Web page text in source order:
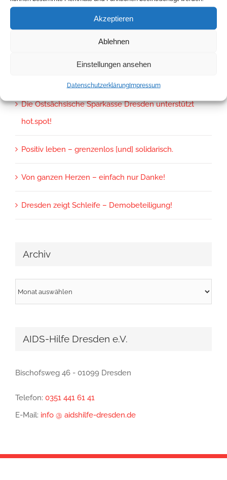
Akzeptieren
Ablehnen
Einstellungen ansehen
DatenschutzerklärungImpressum
Neueste Beiträge
Die Ostsächsische Sparkasse Dresden unterstützt
hot.spot!
Positiv leben – grenzenlos [und] solidarisch.
Von ganzen Herzen – einfach nur Danke!
Dresden zeigt Schleife – Demobeteiligung!
Archiv
AIDS-Hilfe Dresden e.V.
Bischofsweg 46 - 01099 Dresden
Telefon: 0351 441 61 41
E-Mail: info @ aidshilfe-dresden.de